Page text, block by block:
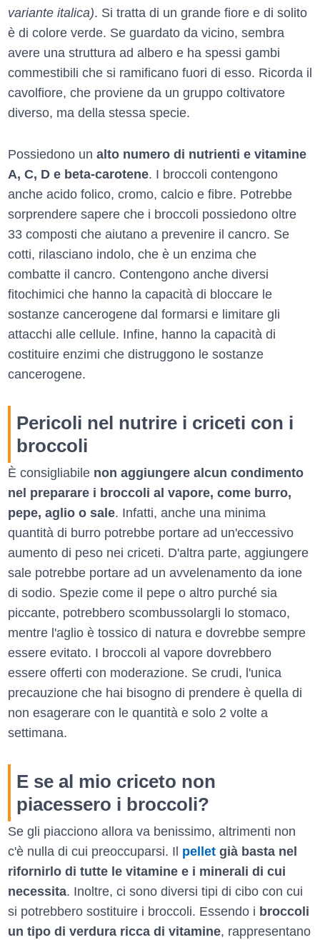
variante italica). Si tratta di un grande fiore e di solito
è di colore verde. Se guardato da vicino, sembra
avere una struttura ad albero e ha spessi gambi
commestibili che si ramificano fuori di esso. Ricorda il
cavolfiore, che proviene da un gruppo coltivatore
diverso, ma della stessa specie.
Possiedono un alto numero di nutrienti e vitamine
A, C, D e beta-carotene. I broccoli contengono
anche acido folico, cromo, calcio e fibre. Potrebbe
sorprendere sapere che i broccoli possiedono oltre
33 composti che aiutano a prevenire il cancro. Se
cotti, rilasciano indolo, che è un enzima che
combatte il cancro. Contengono anche diversi
fitochimici che hanno la capacità di bloccare le
sostanze cancerogene dal formarsi e limitare gli
attacchi alle cellule. Infine, hanno la capacità di
costituire enzimi che distruggono le sostanze
cancerogene.
Pericoli nel nutrire i criceti con i
broccoli
È consigliabile non aggiungere alcun condimento
nel preparare i broccoli al vapore, come burro,
pepe, aglio o sale. Infatti, anche una minima
quantità di burro potrebbe portare ad un'eccessivo
aumento di peso nei criceti. D'altra parte, aggiungere
sale potrebbe portare ad un avvelenamento da ione
di sodio. Spezie come il pepe o altro purché sia
piccante, potrebbero scombussolargli lo stomaco,
mentre l'aglio è tossico di natura e dovrebbe sempre
essere evitato. I broccoli al vapore dovrebbero
essere offerti con moderazione. Se crudi, l'unica
precauzione che hai bisogno di prendere è quella di
non esagerare con le quantità e solo 2 volte a
settimana.
E se al mio criceto non
piacessero i broccoli?
Se gli piacciono allora va benissimo, altrimenti non
c'è nulla di cui preoccuparsi. Il pellet già basta nel
rifornirlo di tutte le vitamine e i minerali di cui
necessita. Inoltre, ci sono diversi tipi di cibo con cui
si potrebbero sostituire i broccoli. Essendo i broccoli
un tipo di verdura ricca di vitamine, rappresentano